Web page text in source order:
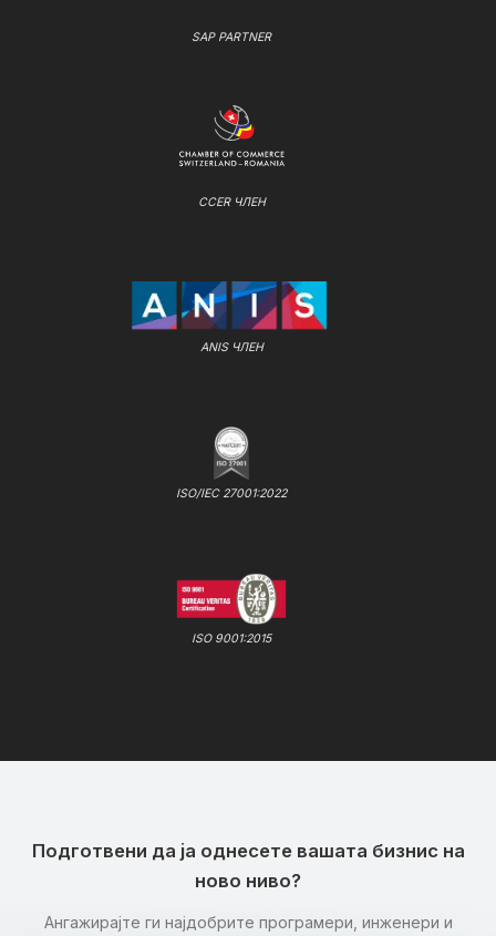
SAP PARTNER
CCER ЧЛЕН
ANIS ЧЛЕН
ISO/IEC 27001:2022
ISO 9001:2015
Подготвени да ја однесете вашата бизнис на
ново ниво?
Ангажирајте ги најдобрите програмери, инженери и